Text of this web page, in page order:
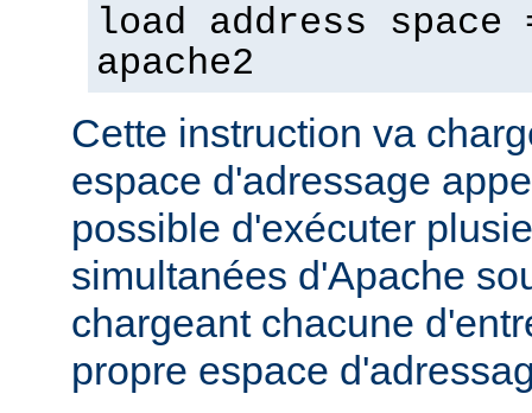
load address space
apache2
Cette instruction va
espace d'adressage
possible d'exécuter
simultanées d'Apache
chargeant chacune
propre espace